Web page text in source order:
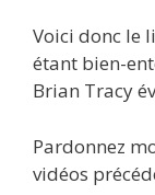
Voici donc le
étant bien-
Brian Tracy
Pardonnez
vidéos